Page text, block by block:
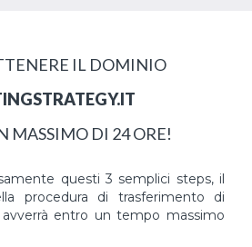
IL DOMINIO
MASSIMO DI 24 ORE!
questi 3 semplici steps, il
procedura di trasferimento di
avverrà entro un tempo massimo